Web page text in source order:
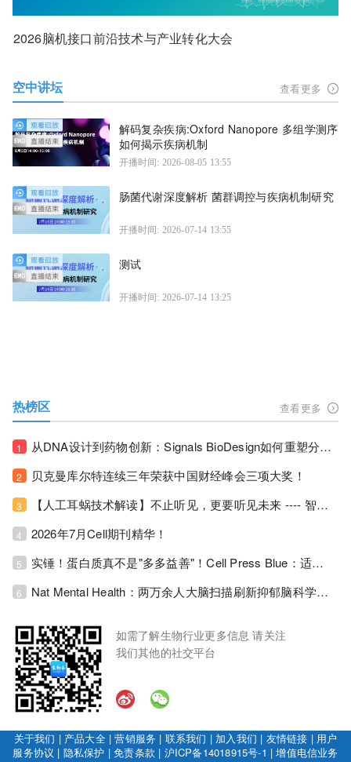
2026脑机接口前沿技术与产业转化大会
空中讲坛 查看更多
解码复杂疾病:Oxford Nanopore 多组学测序
如何揭示疾病机制
开播时间: 2026-08-05 13:55
肠菌代谢深度解析 菌群调控与疾病机制研究
开播时间: 2026-07-14 13:55
测试
开播时间: 2026-07-14 13:25
热榜区 查看更多
1 从DNA设计到药物创新：Signals BioDesign如何重塑分子生物学研发生态！
2 贝克曼库尔特连续三年荣获中国财经峰会三项大奖！
3 【人工耳蜗技术解读】不止听见，更要听见未来 ---- 智能耳蜗，开启人工耳蜗技术新纪元！
4 2026年7月Cell期刊精华！
5 实锤！蛋白质真不是"多多益善"！Cell Press Blue：适度限蛋白，反而拉长健康寿命！
6 Nat Mental Health：两万余人大脑扫描刷新抑郁脑科学认知！抑郁不只是情绪病，视觉、运动脑区同步受损！
如需了解生物行业更多信息 请关注
我们其他的社交平台
关于我们 | 产品大全|营销服务 | 联系我们 | 加入我们 | 友情链接 | 用户
服务协议 | 隐私保护 |免责条款 | 沪ICP备14018915号-1 |增值电信业务